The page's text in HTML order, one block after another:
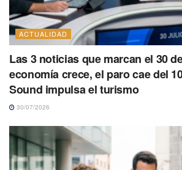
ACTUALIDAD
Las 3 noticias que marcan el 30
economía crece, el paro cae del
Sound impulsa el turismo
30/07/2026